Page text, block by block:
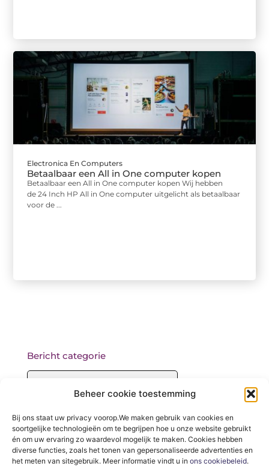
Beheer cookie toestemming
Bij ons staat uw privacy voorop.We maken gebruik van cookies en
soortgelijke technologieën om te begrijpen hoe u onze website gebruikt
én om uw ervaring zo waardevol mogelijk te maken. Cookies hebben
diverse functies, zoals het tonen van gepersonaliseerde advertenties en
het meten van sitegebruik. Meer informatie vindt u in ons cookiebeleid.
Electronica En Computers
Betaalbaar een All in One computer kopen
Betaalbaar een All in One computer kopen Wij hebben
de 24 Inch HP All in One computer uitgelicht als betaalbaar
voor de ...
Onze informatie
Bericht categorie